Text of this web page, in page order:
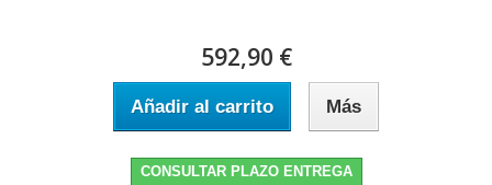
592,90 €
Añadir al carrito Más
CONSULTAR PLAZO ENTREGA